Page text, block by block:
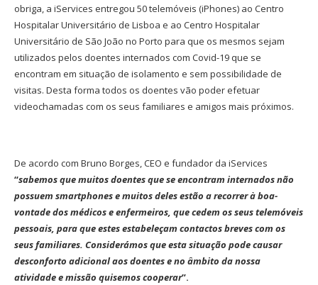
obriga, a iServices entregou 50 telemóveis (iPhones) ao Centro
Hospitalar Universitário de Lisboa e ao Centro Hospitalar
Universitário de São João no Porto para que os mesmos sejam
utilizados pelos doentes internados com Covid-19 que se
encontram em situação de isolamento e sem possibilidade de
visitas. Desta forma todos os doentes vão poder efetuar
videochamadas com os seus familiares e amigos mais próximos.
De acordo com Bruno Borges, CEO e fundador da iServices
“sabemos que muitos doentes que se encontram internados não
possuem smartphones e muitos deles estão a recorrer à boa-
vontade dos médicos e enfermeiros, que cedem os seus telemóveis
pessoais, para que estes estabeleçam contactos breves com os
seus familiares. Considerámos que esta situação pode causar
desconforto adicional aos doentes e no âmbito da nossa
atividade e missão quisemos cooperar”.